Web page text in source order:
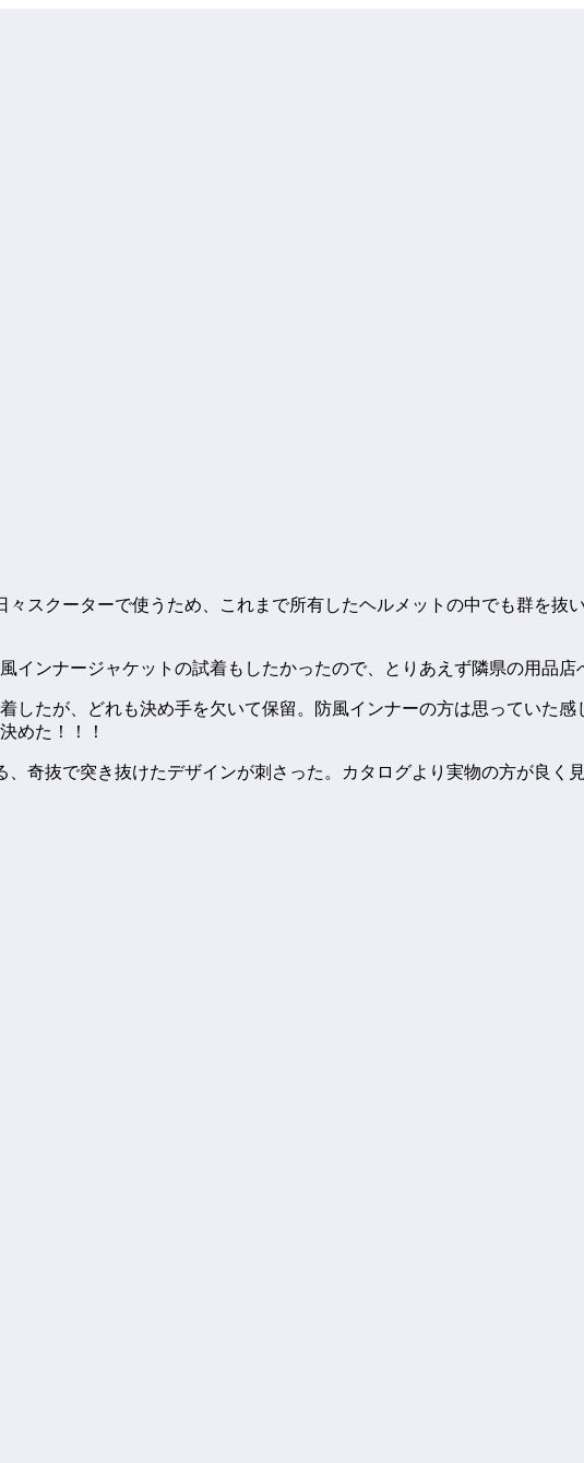
スクーターで使うため、これまで所有したヘルメットの中でも群を抜
インナージャケットの試着もしたかったので、とりあえず隣県の用品店
したが、どれも決め手を欠いて保留。防風インナーの方は思っていた
めた！！！
奇抜で突き抜けたデザインが刺さった。カタログより実物の方が良く見